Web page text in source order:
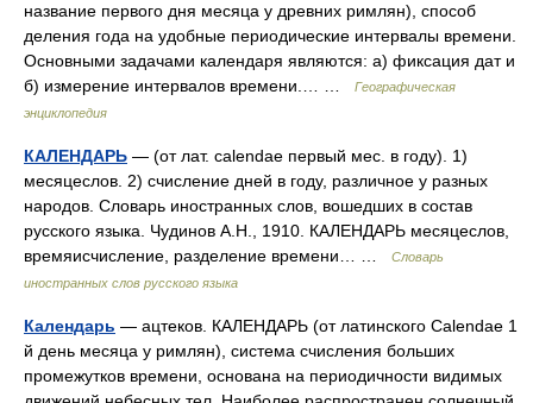
название первого дня месяца у древних римлян), способ
деления года на удобные периодические интервалы времени.
Основными задачами календаря являются: а) фиксация дат и
б) измерение интервалов времени.… …
Географическая
энциклопедия
КАЛЕНДАРЬ — (от лат. calendae первый мес. в году). 1)
месяцеслов. 2) счисление дней в году, различное у разных
народов. Словарь иностранных слов, вошедших в состав
русского языка. Чудинов А.Н., 1910. КАЛЕНДАРЬ месяцеслов,
времяисчисление, разделение времени… …
Словарь
иностранных слов русского языка
Календарь — ацтеков. КАЛЕНДАРЬ (от латинского Calendae 1
й день месяца у римлян), система счисления больших
промежутков времени, основана на периодичности видимых